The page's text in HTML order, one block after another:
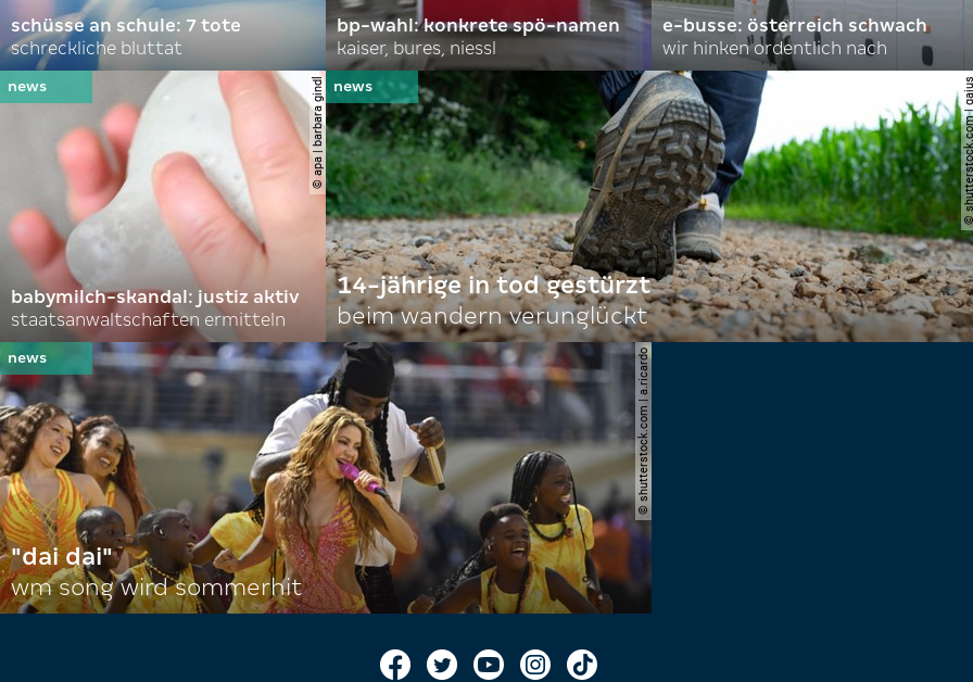
schüsse an schule: 7 tote
schreckliche bluttat
bp-wahl: konkrete spö-namen
kaiser, bures, niessl
e-busse: österreich schwach
wir hinken ordentlich nach
© apa | barbara gindl
babymilch-skandal: justiz aktiv
staatsanwaltschaften ermitteln
©
14-jährige in tod gestürzt
beim wandern verunglückt
© shutterstock.com | a.ricardo
"dai dai"
wm song wird sommerhit